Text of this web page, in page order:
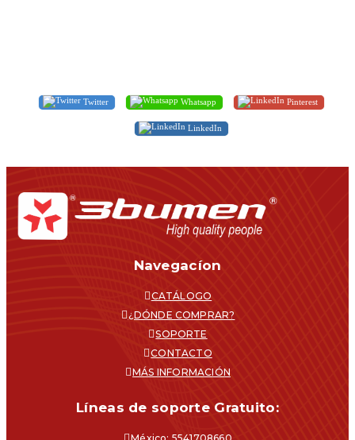
Twitter Whatsapp Pinterest
LinkedIn
Navegacíon
CATÁLOGO
¿DÓNDE COMPRAR?
SOPORTE
CONTACTO
MÁS INFORMACIÓN
Líneas de soporte Gratuito: